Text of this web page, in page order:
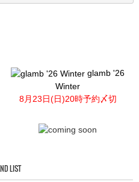
glamb '26
Winter
8月23日(日)20時予約〆切
LIST